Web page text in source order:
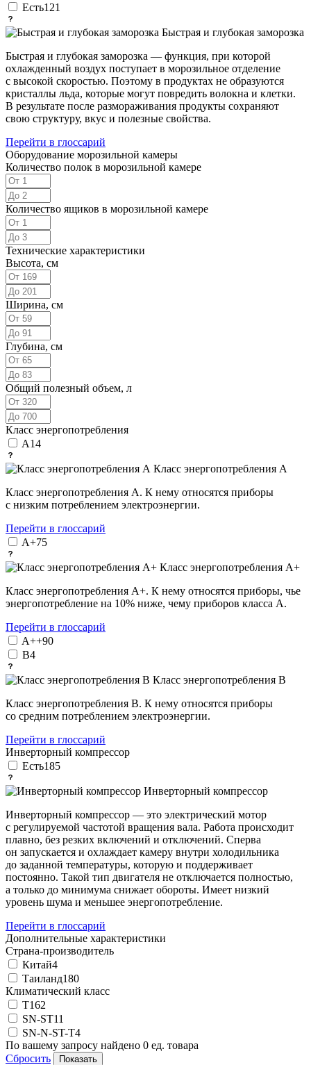
Есть121
Быстрая и глубокая заморозка
Быстрая и глубокая заморозка — функция, при которой
охлажденный воздух поступает в морозильное отделение
с высокой скоростью. Поэтому в продуктах не образуются
кристаллы льда, которые могут повредить волокна и клетки.
В результате после размораживания продукты сохраняют
свою структуру, вкус и полезные свойства.
Перейти в глоссарий
Оборудование морозильной камеры
Количество полок в морозильной камере
Количество ящиков в морозильной камере
Технические характеристики
Высота, см
Ширина, см
Глубина, см
Общий полезный объем, л
Класс энергопотребления
A14
Класс энергопотребления А
Класс энергопотребления А. К нему относятся приборы
с низким потреблением электроэнергии.
Перейти в глоссарий
A+75
Класс энергопотребления А+
Класс энергопотребления А+. К нему относятся приборы, чье
энергопотребление на 10% ниже, чему приборов класса А.
Перейти в глоссарий
A++90
B4
Класс энергопотребления В
Класс энергопотребления B. К нему относятся приборы
со средним потреблением электроэнергии.
Перейти в глоссарий
Инверторный компрессор
Есть185
Инверторный компрессор
Инверторный компрессор — это электрический мотор
с регулируемой частотой вращения вала. Работа происходит
плавно, без резких включений и отключений. Сперва
он запускается и охлаждает камеру внутри холодильника
до заданной температуры, которую и поддерживает
постоянно. Такой тип двигателя не отключается полностью,
а только до минимума снижает обороты. Имеет низкий
уровень шума и меньшее энергопотребление.
Перейти в глоссарий
Дополнительные характеристики
Страна-производитель
Китай4
Таиланд180
Климатический класс
T162
SN-ST11
SN-N-ST-T4
По вашему запросу найдено 0 ед. товара
Сбросить